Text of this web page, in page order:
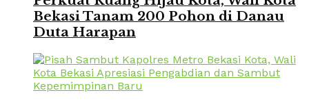
Bekasi Tanam 200 Pohon di Danau
Duta Harapan